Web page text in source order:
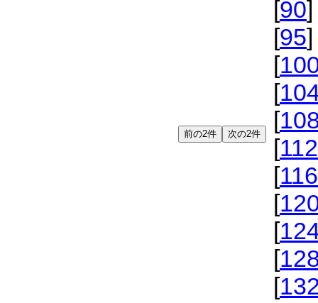
[90]
[95]
[
[
[
[112
[116
[
[
[
[